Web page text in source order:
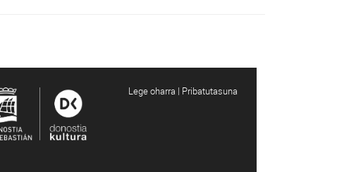
Lege oharra | Pribatutasuna